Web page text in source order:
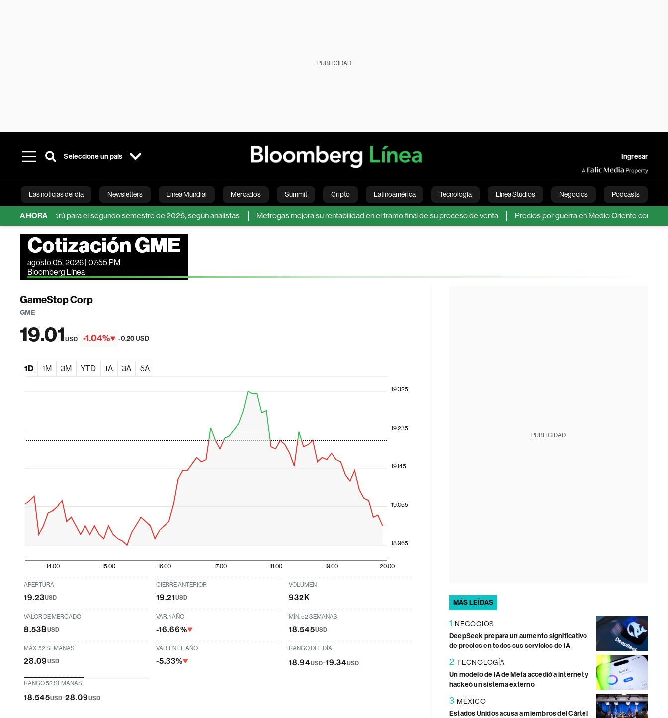
PUBLICIDAD
Seleccione un país Ingresar
Las noticias del día Newsletters Línea Mundial Mercados Summit Cripto Latinoamérica Tecnología Línea Studios Negocios Podcasts
Bloomberg Green Economía Estilo de vida Mundo Videos English
AHORA
en Perú para el segundo semestre de 2026, según analistas Metrogas mejora su rentabilidad en el tramo final de su proceso de venta Precios por guerra en Medio Oriente compensaron
Cotización GME
agosto 05, 2026 | 07:55 PM
Bloomberg Línea
GameStop Corp
GME
19.01USD -1.04% -0.20 USD
1D 1M 3M YTD 1A 3A 5A
14:00 15:00 16:00 17:00 18:00 19:00 20:00
18.965
19.055
19.145
19.235
19.325
APERTURA
19.23USD
CIERRE ANTERIOR
19.21USD
VOLUMEN
932K
VALOR DE MERCADO
8.53BUSD
VAR. 1 AÑO
-16.66%
MÍN. 52 SEMANAS
18.545USD
MÁX. 52 SEMANAS
28.09USD
VAR. EN EL AÑO
-5.33%
RANGO DEL DÍA
18.94USD-19.34USD
RANGO 52 SEMANAS
18.545USD-28.09USD
PUBLICIDAD
MÁS LEÍDAS
1 NEGOCIOS
DeepSeek prepara un aumento significativo
de precios en todos sus servicios de IA
2 TECNOLOGÍA
Un modelo de IA de Meta accedió a internet y
hackeó un sistema externo
3 MÉXICO
Estados Unidos acusa a miembros del Cártel